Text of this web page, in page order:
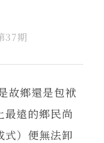
37期
故鄉還是包袱
最遠的鄉民尚
式）便無法卸